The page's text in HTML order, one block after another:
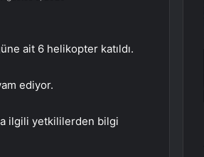
ait 6 helikopter katıldı.
ediyor.
ilgili yetkililerden bilgi